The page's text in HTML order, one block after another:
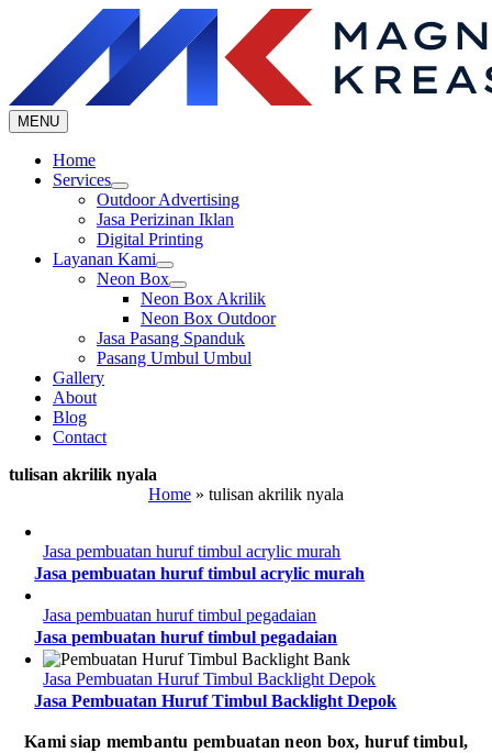
content
MENU
Home
Services
Outdoor Advertising
Jasa Perizinan Iklan
Digital Printing
Layanan Kami
Neon Box
Neon Box Akrilik
Neon Box Outdoor
Jasa Pasang Spanduk
Pasang Umbul Umbul
Gallery
About
Blog
Contact
tulisan akrilik nyala
Home » tulisan akrilik nyala
Jasa pembuatan huruf timbul acrylic murah
Jasa pembuatan huruf timbul acrylic murah
Jasa pembuatan huruf timbul pegadaian
Jasa pembuatan huruf timbul pegadaian
Jasa Pembuatan Huruf Timbul Backlight Depok
Jasa Pembuatan Huruf Timbul Backlight Depok
Kami siap membantu pembuatan neon box, huruf timbul,